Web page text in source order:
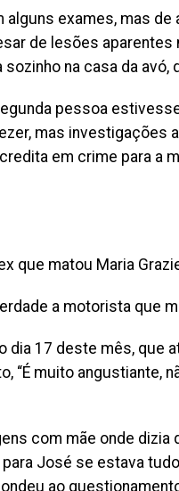
exames, mas
de lesões aparentes
na casa da avó,
pessoa
mas investigações
em crime para a
que matou Maria
a motorista que
dia 17 deste mês, que
muito angustiante,
com mãe onde dizia
José se estava
ao